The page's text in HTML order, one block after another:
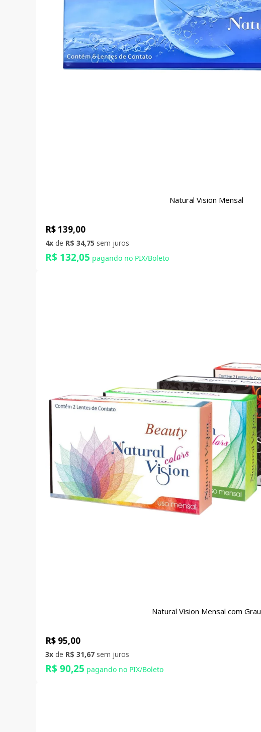
Natural Vision Mensal
R$ 139,00
4x de R$ 34,75 sem juros
R$ 132,05 pagando no PIX/Boleto
Natural Vision Mensal com Grau
R$ 95,00
3x de R$ 31,67 sem juros
R$ 90,25 pagando no PIX/Boleto